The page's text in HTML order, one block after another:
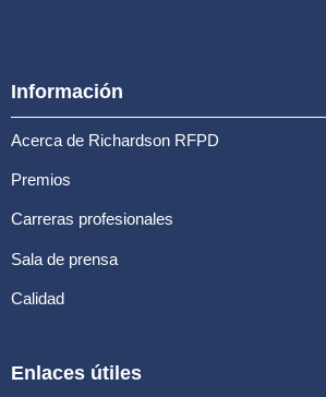
Información
Acerca de Richardson RFPD
Premios
Carreras profesionales
Sala de prensa
Calidad
Enlaces útiles